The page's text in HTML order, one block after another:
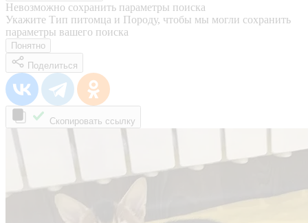
Невозможно сохранить параметры поиска
Укажите Тип питомца и Породу, чтобы мы могли сохранить
параметры вашего поиска
Понятно
Поделиться
Скопировать ссылку